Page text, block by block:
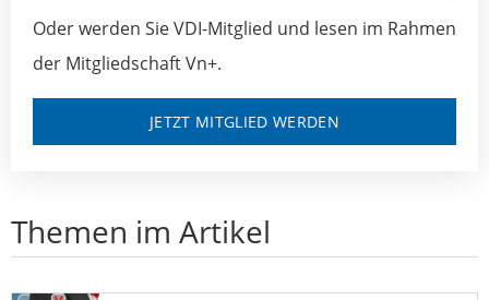
Oder werden Sie VDI-Mitglied und lesen im Rahmen
der Mitgliedschaft Vn+.
JETZT MITGLIED WERDEN
Themen im Artikel